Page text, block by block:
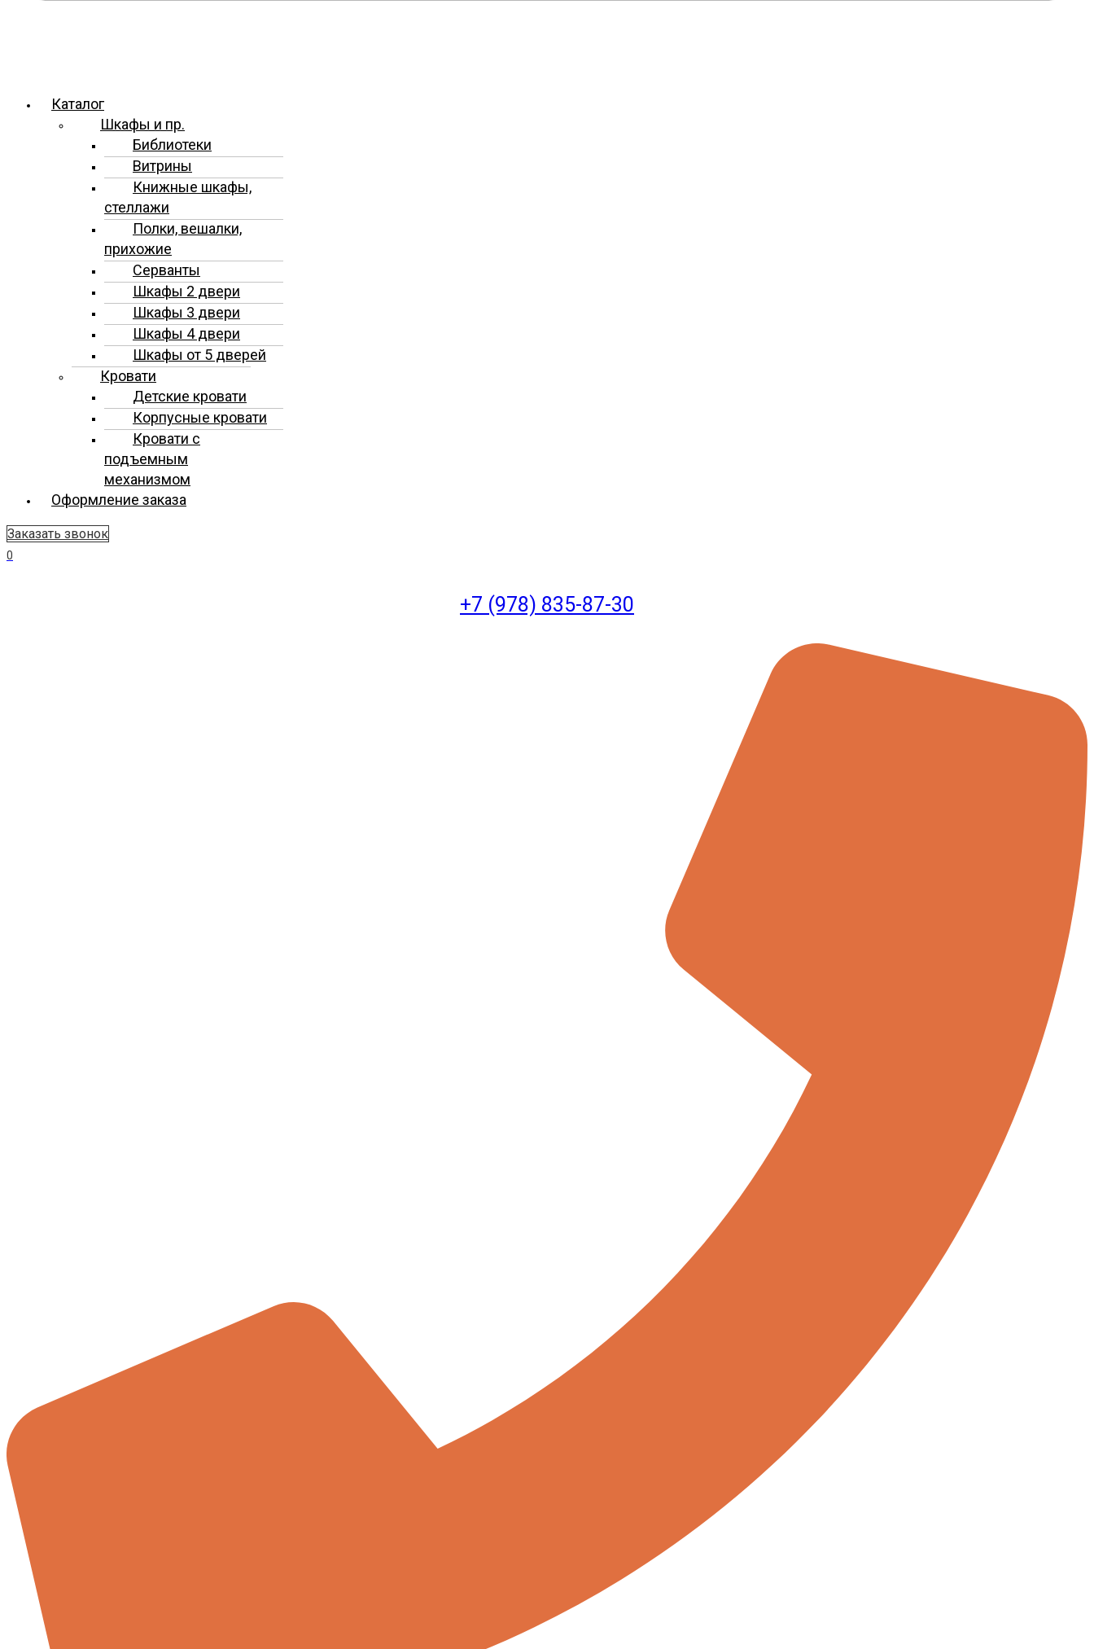
Каталог
Шкафы и пр.
Библиотеки
Витрины
Книжные шкафы,
стеллажи
Полки, вешалки,
прихожие
Серванты
Шкафы 2 двери
Шкафы 3 двери
Шкафы 4 двери
Шкафы от 5 дверей
Кровати
Детские кровати
Корпусные кровати
Кровати с
подъемным
механизмом
Оформление заказа
Заказать звонок
0
+7 (978) 835-87-30